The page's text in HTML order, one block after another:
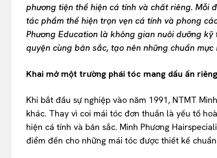
phương tiện thể hiện cá tính và chất riêng. Mỗi
tác phẩm thể hiện trọn vẹn cá tính và phong
Phương Education là không gian nuôi dưỡng
quyện cùng bản sắc, tạo nên những chuẩn
Khai mở một trường phái tóc mang dấu ấn riêng
Khi bắt đầu sự nghiệp vào năm 1991, NTMT
khác. Thay vì coi mái tóc đơn thuần là yếu tố
hiện cá tính và bản sắc. Minh Phương
điểm đến cho những mái tóc được thiết kế